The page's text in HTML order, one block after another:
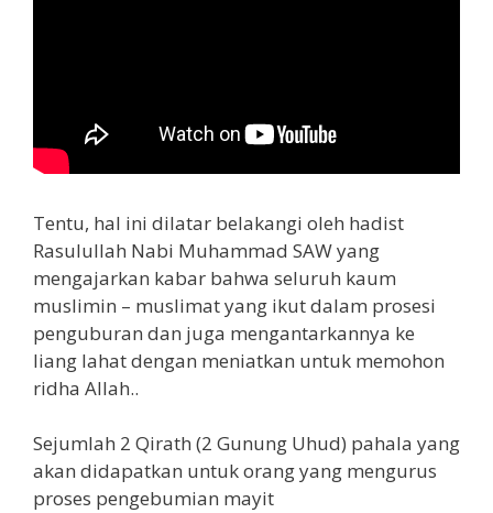
Tentu, hal ini dilatar belakangi oleh hadist
Rasulullah Nabi Muhammad SAW yang
mengajarkan kabar bahwa seluruh kaum
muslimin – muslimat yang ikut dalam prosesi
penguburan dan juga mengantarkannya ke
liang lahat dengan meniatkan untuk memohon
ridha Allah..
Sejumlah 2 Qirath (2 Gunung Uhud) pahala yang
akan didapatkan untuk orang yang mengurus
proses pengebumian mayit